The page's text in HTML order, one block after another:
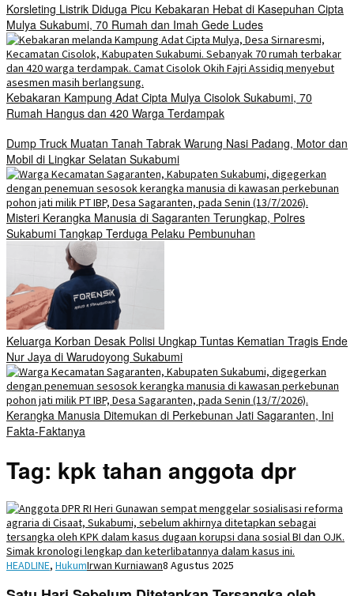
Korsleting Listrik Diduga Picu Kebakaran Hebat di Kasepuhan Cipta
Mulya Sukabumi, 70 Rumah dan Imah Gede Ludes
Kebakaran Kampung Adat Cipta Mulya Cisolok Sukabumi, 70
Rumah Hangus dan 420 Warga Terdampak
Dump Truck Muatan Tanah Tabrak Warung Nasi Padang, Motor dan
Mobil di Lingkar Selatan Sukabumi
Misteri Kerangka Manusia di Sagaranten Terungkap, Polres
Sukabumi Tangkap Terduga Pelaku Pembunuhan
Keluarga Korban Desak Polisi Ungkap Tuntas Kematian Tragis Ende
Nur Jaya di Warudoyong Sukabumi
Kerangka Manusia Ditemukan di Perkebunan Jati Sagaranten, Ini
Fakta-Faktanya
Tag: kpk tahan anggota dpr
HEADLINE, HukumIrwan Kurniawan8 Agustus 2025